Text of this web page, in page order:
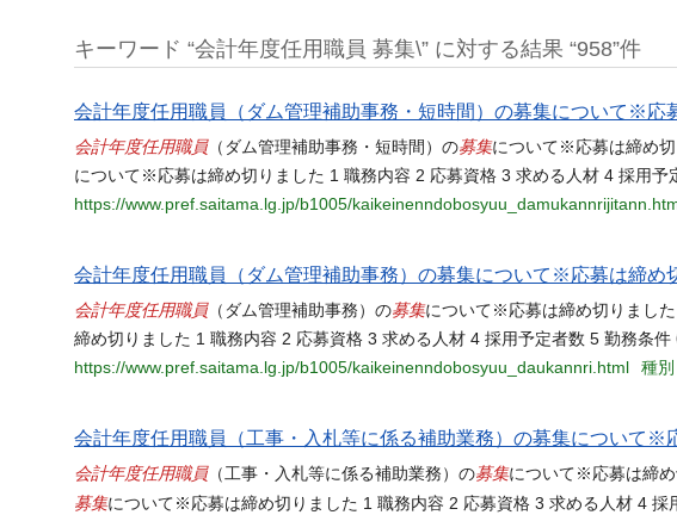
キーワード “会計年度任用職員 募集\” に対する結果 “958”件
会計年度任用職員（ダム管理補助事務・短時間）の募集について※応
会計年度任用職員（ダム管理補助事務・短時間）の募集について※応募は締め
について※応募は締め切りました 1 職務内容 2 応募資格 3 求める人材 4 採用予
https://www.pref.saitama.lg.jp/b1005/
会計年度任用職員（ダム管理補助事務）の募集について※応募は締め
会計年度任用職員（ダム管理補助事務）の募集について※応募は締め切りまし
締め切りました 1 職務内容 2 応募資格 3 求める人材 4 採用予定者数 5 勤務条件
https://www.pref.saitama.lg.jp/b1005/kaikeinenndobosyuu_daukannri.html
種別
会計年度任用職員（工事・入札等に係る補助業務）の募集について※
会計年度任用職員（工事・入札等に係る補助業務）の募集について※応募は締
募集について※応募は締め切りました 1 職務内容 2 応募資格 3 求める人材 4 採